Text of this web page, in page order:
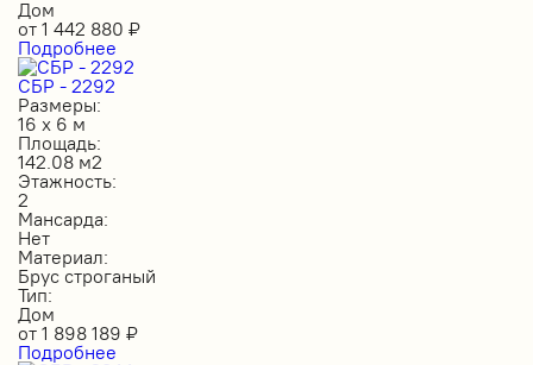
Дом
от 1 442 880 ₽
Подробнее
СБР - 2292
Размеры:
16 х 6 м
Площадь:
142.08 м2
Этажность:
2
Мансарда:
Нет
Материал:
Брус строганый
Тип:
Дом
от 1 898 189 ₽
Подробнее